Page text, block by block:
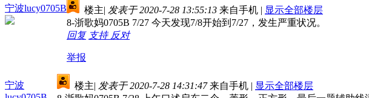
宁波lucy0705B 楼主| 发表于 2020-7-28 13:55:13 来自手机 | 显示全部楼层
8-浙歌妈0705B 7/27 今天发现7/8开始到7/27，发生严重状况。
回复 支持 反对
举报
宁波
楼主| 发表于 2020-7-28 14:31:47 来自手机 | 显示全部楼层